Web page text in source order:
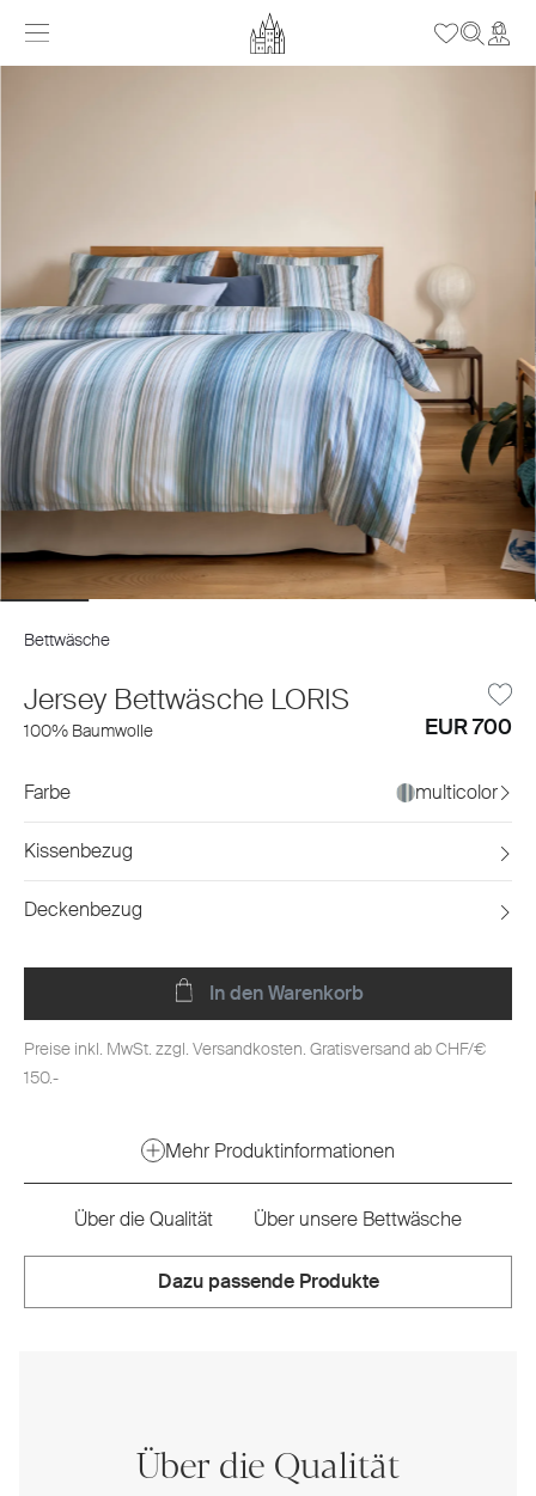
Bettwäsche
Jersey Bettwäsche LORIS
100% Baumwolle EUR 700
Farbe multicolor
Kissenbezug
Deckenbezug
In den Warenkorb
Preise inkl. MwSt. zzgl. Versandkosten. Gratisversand ab CHF/€
150.-
Mehr Produktinformationen
Über die Qualität Über unsere Bettwäsche
Dazu passende Produkte
Über die Qualität